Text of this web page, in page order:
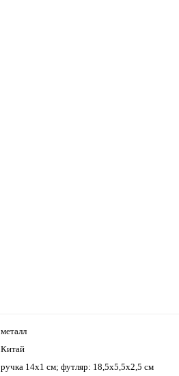
металл
Китай
ручка 14х1 см; футляр: 18,5х5,5х2,5 см